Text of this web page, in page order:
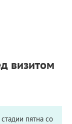
визитом
пятна со